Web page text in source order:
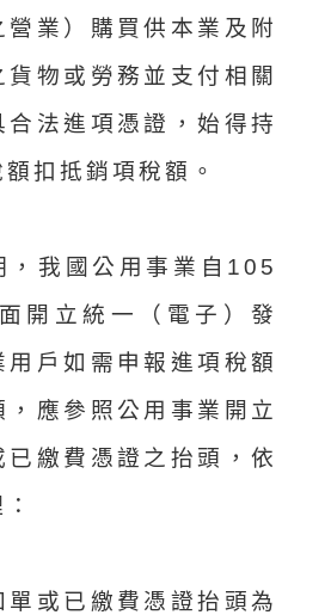
營業）購買供本業及附
貨物或勞務並支付相關
合法進項憑證，始得持
扣抵銷項稅額。
我國公用事業自105
開立統一（電子）發
用戶如需申報進項稅額
應參照公用事業開立
已繳費憑證之抬頭，依
單或已繳費憑證抬頭為